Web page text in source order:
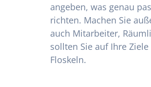
angeben, was genau
richten. Machen Sie
auch Mitarbeiter,
sollten Sie auf Ihre
Floskeln.